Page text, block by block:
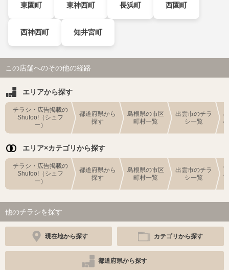
東園町 東神西町 長浜町 西園町
西神西町 知井宮町
この店舗へのその他の経路
エリアから探す
チラシ・広告掲載の
Shufoo!（シュフ
ー）
都道府県から
探す
島根県の市区
町村一覧
出雲市のチラ
シ一覧
エリア×カテゴリから探す
チラシ・広告掲載の
Shufoo!（シュフ
ー）
都道府県から
探す
島根県の市区
町村一覧
出雲市のチラ
シ一覧
他のチラシを探す
現在地から探す カテゴリから探す
都道府県から探す